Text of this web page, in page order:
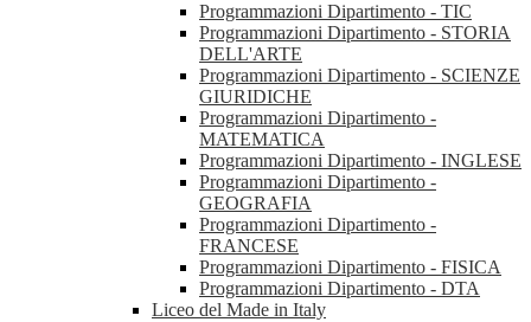
Programmazioni Dipartimento - TIC
Programmazioni Dipartimento - STORIA
DELL'ARTE
Programmazioni Dipartimento - SCIENZE
GIURIDICHE
Programmazioni Dipartimento -
MATEMATICA
Programmazioni Dipartimento - INGLESE
Programmazioni Dipartimento -
GEOGRAFIA
Programmazioni Dipartimento -
FRANCESE
Programmazioni Dipartimento - FISICA
Programmazioni Dipartimento - DTA
Liceo del Made in Italy